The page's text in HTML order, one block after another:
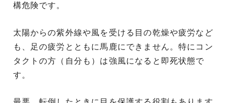
構危険です。
太陽からの紫外線や風を受ける目の乾燥や疲労など
も、足の疲労とともに馬鹿にできません。特にコン
タクトの方（自分も）は強風になると即死状態で
す。